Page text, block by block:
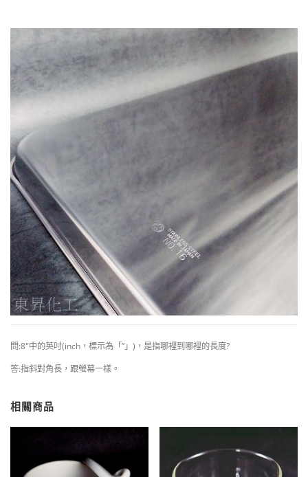
問:8″中的英吋(inch，標示為「”」)，是指哪裡到哪裡的長度?
答:指斜對角長，跟螢幕一樣。
相關商品